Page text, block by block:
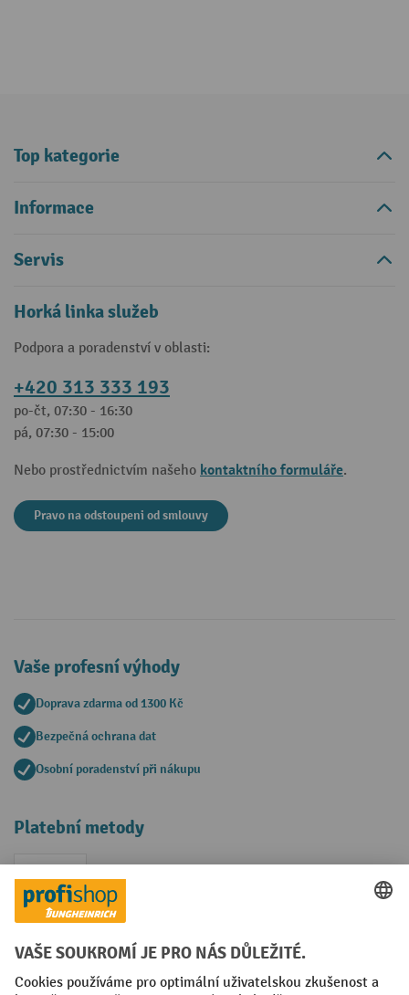
Top kategorie
Informace
Servis
Horká linka služeb
Podpora a poradenství v oblasti:
+420 313 333 193
po-čt, 07:30 - 16:30
pá, 07:30 - 15:00
Nebo prostřednictvím našeho kontaktního formuláře.
Pravo na odstoupeni od smlouvy
Vaše profesní výhody
Doprava zdarma od 1300 Kč
Bezpečná ochrana dat
Osobní poradenství při nákupu
Platební metody
Faktura
Sociální sítě
Facebook
YouTubeLinkedIn